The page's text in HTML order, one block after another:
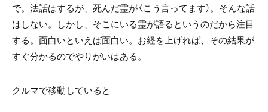
で。法話はするが、死んだ霊が〈こう言ってます）。そんな話
はしない。しかし、そこにいる霊が語るというのだから注目
する。面白いといえば面白い。お経を上げれば、その結果が
すぐ分かるのでやりがいはある。
クルマで移動していると